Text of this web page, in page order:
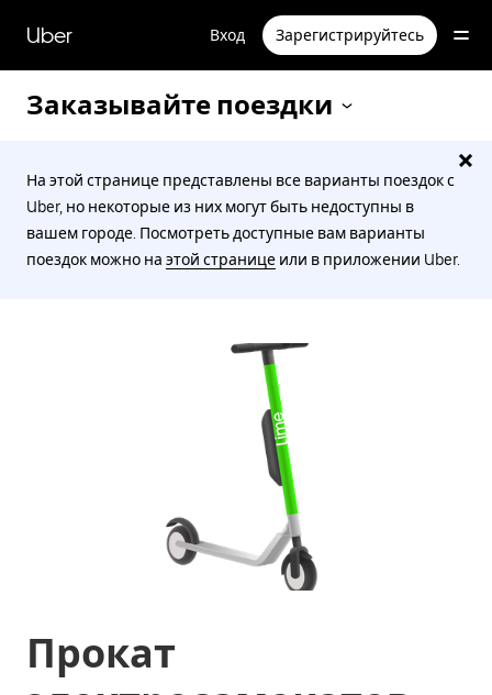
перейти
к
содержимому
Uber Вход Зарегистрируйтесь
Заказывайте поездки
На этой странице представлены все варианты поездок с
Uber, но некоторые из них могут быть недоступны в
вашем городе. Посмотреть доступные вам варианты
поездок можно на этой странице или в приложении Uber.
Прокат